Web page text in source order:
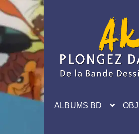
navigation
ALBUMS BD